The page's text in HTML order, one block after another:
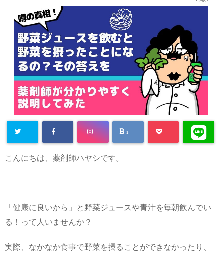
1
こんにちは、薬剤師ハヤシです。
「健康に良いから」と野菜ジュースや青汁を毎朝飲んでい
る！って人いませんか？
実際、なかなか食事で野菜を摂ることができなかったり、